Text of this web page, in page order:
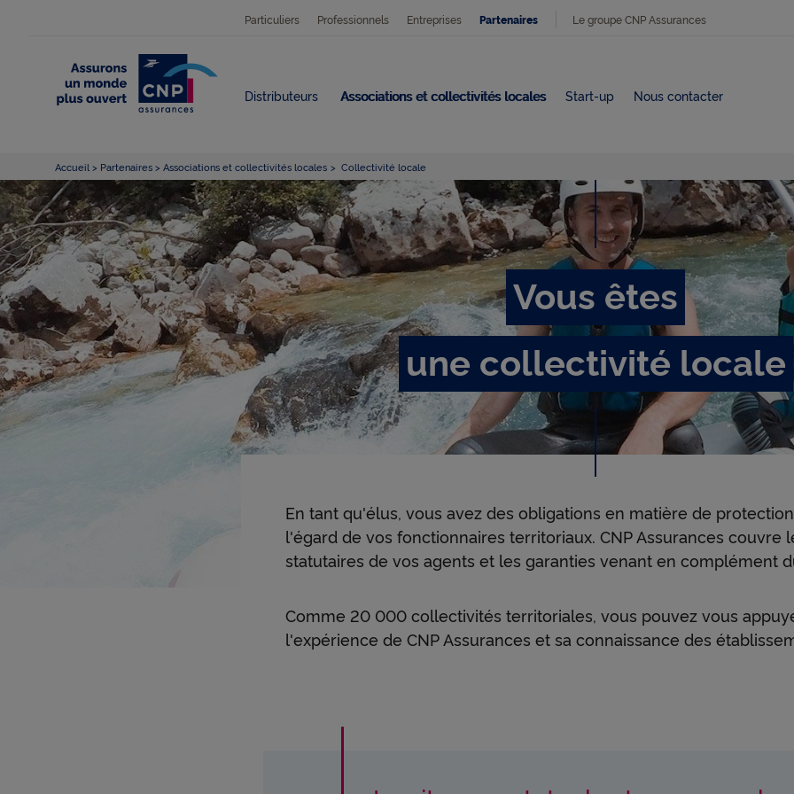
Particuliers Professionnels Entreprises Partenaires Le groupe CNP Assurances
Distributeurs Associations et collectivités locales Start-up Nous contacter
Accueil Partenaires Associations et collectivités locales Collectivité locale
V
o
u
s
ê
t
e
Vous êtes
une collectivité locale
En tant qu'élus, vous avez des obligations en matière de
l'égard de vos fonctionnaires territoriaux. CNP Assurances couvre
statutaires de vos agents et les garanties venant en complément
Comme 20 000 collectivités territoriales, vous pouvez vous
l'expérience de CNP Assurances et sa connaissance des